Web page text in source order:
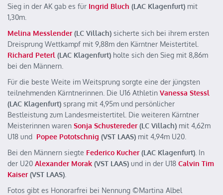
Sieg in der AK gab es für Ingrid Bluch (LAC Klagenfurt) mit
1,30m.
Melina Messlender(LC Villach) sicherte sich bei ihrem ersten
Dreisprung Wettkampf mit 9,88m den Kärntner Meistertitel.
Richard Peterl (LAC Klagenfurt) holte sich den Sieg mit 8,86m
bei den Männern.
Für die beste Weite im Weitsprung sorgte eine der jüngsten
teilnehmenden Kärntnerinnen. Die U16 Athletin Vanessa Stessl
(LAC Klagenfurt) sprang mit 4,95m und persönlicher
Bestleistung zum Landesmeistertitel. Die weiteren Kärntner
Meisterinnen waren Sonja Schustereder(LC Villach) mit 4,62m
U18 und Popee Pototschnig (VST LAAS) mit 4,94m U20.
Bei den Männern siegte Federico Kucher(LAC Klagenfurt) . In
der U20 Alexander Morak (VST LAAS) und in der U18 Calvin Tim
Kaiser(VST LAAS)
Fotos gibt es Honorarfrei bei Nennung ©️Martina Albel